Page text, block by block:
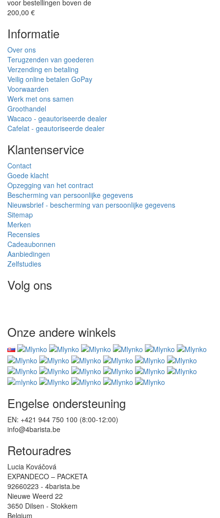
voor bestellingen boven de
200,00 €
Informatie
Over ons
Terugzenden van goederen
Verzending en betaling
Veilig online betalen GoPay
Voorwaarden
Werk met ons samen
Groothandel
Wacaco - geautoriseerde dealer
Cafelat - geautoriseerde dealer
Klantenservice
Contact
Goede klacht
Opzegging van het contract
Bescherming van persoonlijke gegevens
Nieuwsbrief - bescherming van persoonlijke gegevens
Sitemap
Merken
Recensies
Cadeaubonnen
Aanbiedingen
Zelfstudies
Volg ons
Onze andere winkels
Engelse ondersteuning
EN: +421 944 750 100 (8:00-12:00)
info@4barista.be
Retouradres
Lucia Kováčová
EXPANDECO – PACKETA
92660223 - 4barista.be
Nieuwe Weerd 22
3650 Dilsen - Stokkem
Belgium